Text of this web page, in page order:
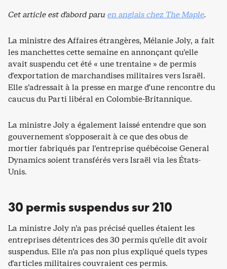
Cet article est d’abord paru en anglais chez The Maple.
La ministre des Affaires étrangères, Mélanie Joly, a fait
les manchettes cette semaine en annonçant qu’elle
avait suspendu cet été « une trentaine » de permis
d’exportation de marchandises militaires vers Israël.
Elle s’adressait à la presse en marge d’une rencontre du
caucus du Parti libéral en Colombie-Britannique.
La ministre Joly a également laissé entendre que son
gouvernement s’opposerait à ce que des obus de
mortier fabriqués par l’entreprise québécoise General
Dynamics soient transférés vers Israël via les États-
Unis.
30 permis suspendus sur 210
La ministre Joly n’a pas précisé quelles étaient les
entreprises détentrices des 30 permis qu’elle dit avoir
suspendus. Elle n’a pas non plus expliqué quels types
d’articles militaires couvraient ces permis.